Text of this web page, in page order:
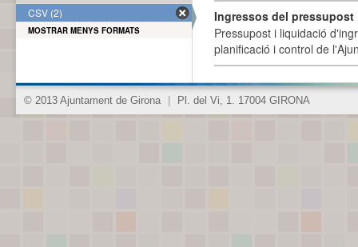
Ingressos del pressupost
Pressupost i liquidació
planificació i control de
CSV (2)
MOSTRAR MENYS FORMATS
© 2013 Ajuntament de Girona Pl. del Vi, 1. 17004 GIRONA